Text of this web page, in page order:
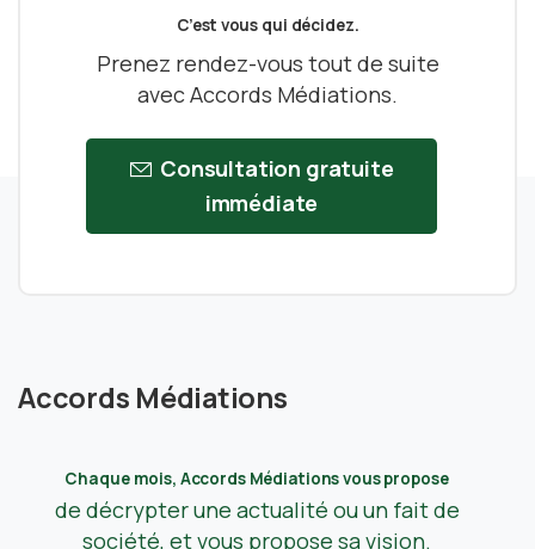
C’est vous qui décidez.
Prenez rendez-vous tout de suite
avec Accords Médiations.
Consultation gratuite
immédiate
Accords Médiations
Chaque mois, Accords Médiations vous propose
de décrypter une actualité ou un fait de
société, et vous propose sa vision.